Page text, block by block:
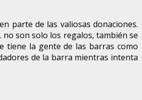
parte de las valiosas donaciones.
son solo los regalos, también se
tiene la gente de las barras como
de la barra mientras intenta